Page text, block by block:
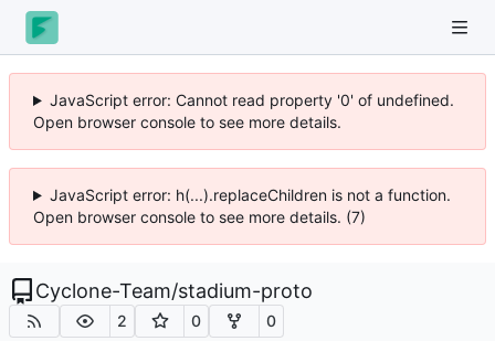
JavaScript error: Cannot read property '0' of undefined.
Open browser console to see more details.
JavaScript error: h(...).replaceChildren is not a function.
Open browser console to see more details. (7)
Cyclone-Team/stadium-proto
2 0 0